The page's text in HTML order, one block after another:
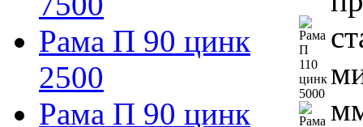
Рама П 90 цинк
2500
Рама П 90 цинк